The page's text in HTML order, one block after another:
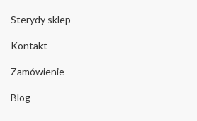
Sterydy sklep
Kontakt
Zamówienie
Blog